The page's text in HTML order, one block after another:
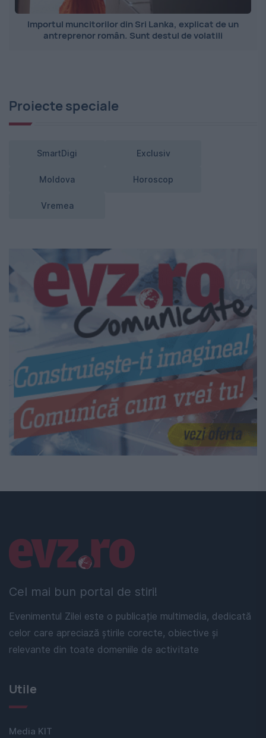
Importul muncitorilor din Sri Lanka, explicat de un
antreprenor român. Sunt destul de volatili
Proiecte speciale
SmartDigi Exclusiv
Moldova Horoscop
Vremea
Cel mai bun portal de stiri!
Evenimentul Zilei este o publicație multimedia, dedicată
celor care apreciază știrile corecte, obiective și
relevante din toate domeniile de activitate
Linkuri utile
Utile
Media KIT